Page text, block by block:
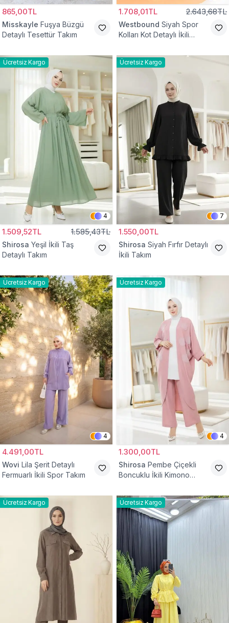
865,00TL
Misskayle Fuşya Büzgü
Detaylı Tesettür Takım
1.708,01TL 2.643,68TL
Westbound Siyah Spor
Kolları Kot Detaylı İkili
Ücretsiz Kargo
4
1.509,52TL 1.585,43TL
Shirosa Yeşil İkili Taş
Detaylı Takım
Ücretsiz Kargo
7
1.550,00TL
Shirosa Siyah Fırfır Detaylı
İkili Takım
Ücretsiz Kargo
4
4.491,00TL
Wovi Lila Şerit Detaylı
Fermuarlı İkili Spor Takım
Ücretsiz Kargo
4
1.300,00TL
Shirosa Pembe Çiçekli
Boncuklu İkili Kimono
Ücretsiz Kargo Ücretsiz Kargo